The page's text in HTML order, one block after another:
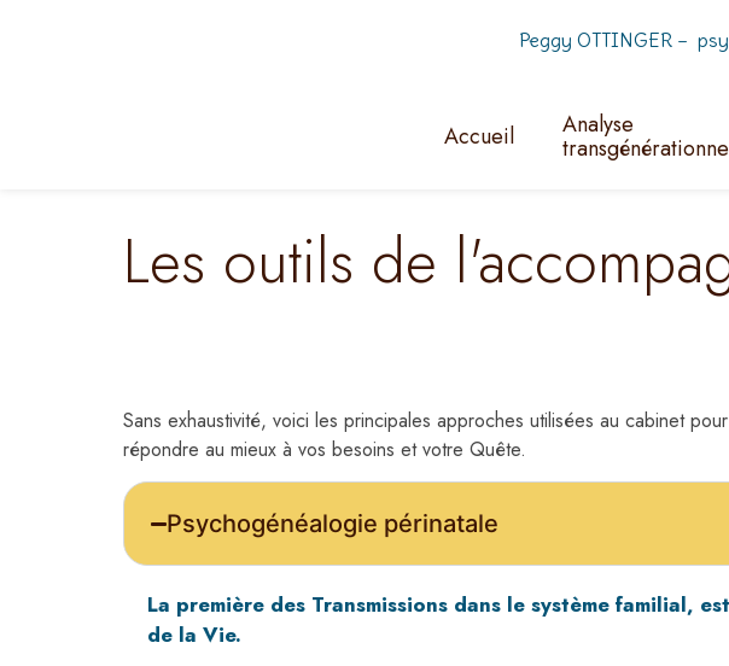
Peggy OTTINGER –
Accueil Analyse
Les outils de
Sans exhaustivité, voici les principales approches utilisées au cabinet
répondre au mieux à vos besoins et votre Quête.
Psychogénéalogie périnatale
La première des Transmissions dans le système familial,
de la Vie.